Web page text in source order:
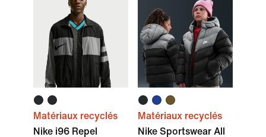
Matériaux recyclés
Nike i96 Repel
Matériaux recyclés
Nike Sportswear All